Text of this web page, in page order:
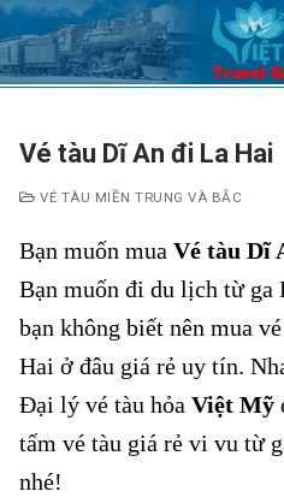
Chuyển
đến
nội
Vé tàu Dĩ An đi La Hai
VÉ TÀU MIỀN TRUNG VÀ BẮC
Bạn muốn mua Vé tàu Dĩ
Bạn muốn đi du lịch từ
bạn không biết nên mua
Hai ở đâu giá rẻ uy tín.
Đại lý vé tàu hỏa Việt Mỹ
tấm vé tàu giá rẻ vi vu từ
nhé!